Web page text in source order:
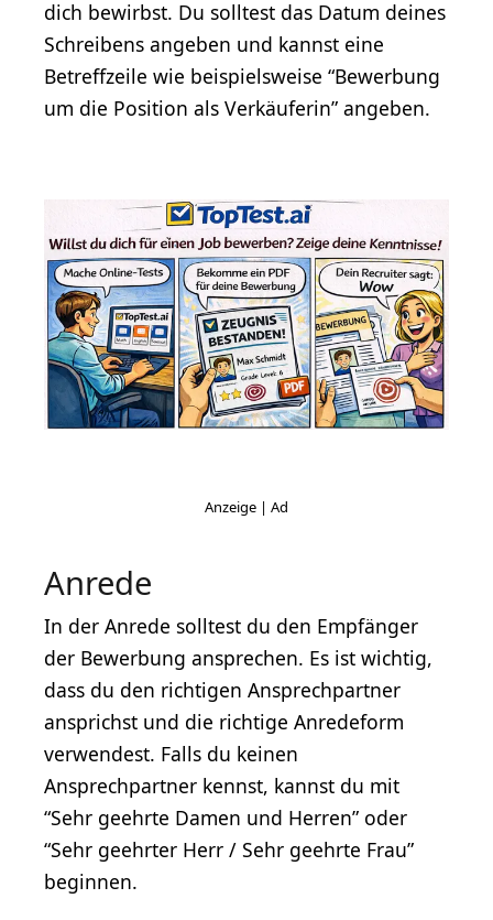
dich bewirbst. Du solltest das Datum deines
Schreibens angeben und kannst eine
Betreffzeile wie beispielsweise “Bewerbung
um die Position als Verkäuferin” angeben.
Anrede
In der Anrede solltest du den Empfänger
der Bewerbung ansprechen. Es ist wichtig,
dass du den richtigen Ansprechpartner
ansprichst und die richtige Anredeform
verwendest. Falls du keinen
Ansprechpartner kennst, kannst du mit
“Sehr geehrte Damen und Herren” oder
“Sehr geehrter Herr / Sehr geehrte Frau”
beginnen.